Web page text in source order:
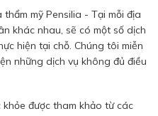
mỹ Pensilia - Tại mỗi địa
khác nhau, sẽ có một số dịch
hiện tại chỗ. Chúng tôi miễn
những dịch vụ không đủ điều
được tham khảo từ các